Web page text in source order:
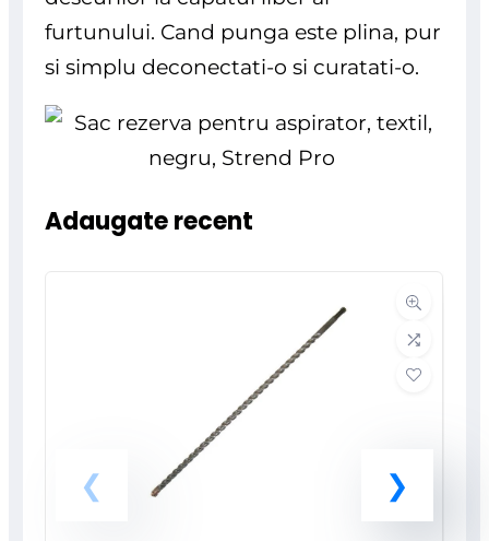
furtunului. Cand punga este plina, pur
si simplu deconectati-o si curatati-o.
Adaugate recent